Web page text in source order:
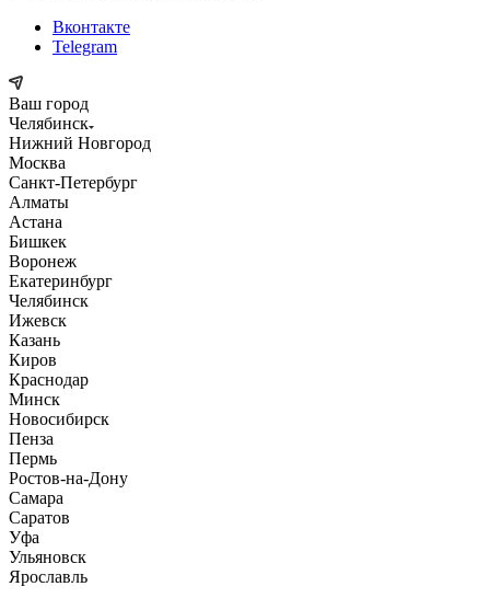
Вконтакте
Telegram
Ваш город
Челябинск
Нижний Новгород
Москва
Санкт-Петербург
Алматы
Астана
Бишкек
Воронеж
Екатеринбург
Челябинск
Ижевск
Казань
Киров
Краснодар
Минск
Новосибирск
Пенза
Пермь
Ростов-на-Дону
Самара
Саратов
Уфа
Ульяновск
Ярославль